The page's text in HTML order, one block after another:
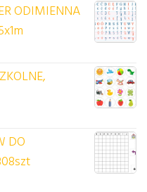
ODIMIENNA
70,00 zł.60,00 zł.
DO
140,00 zł.
wynosi: 120,00 zł.